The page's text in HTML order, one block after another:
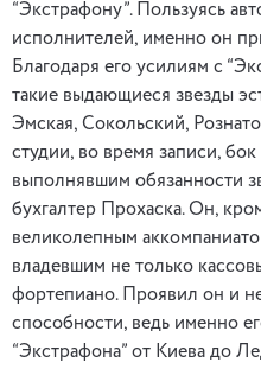
“Экстрафону”. Пользуясь
исполнителей, именно он
Благодаря его усилиям с
такие выдающиеся звезды
Эмская, Сокольский,
студии, во время записи,
выполнявшим обязанности
бухгалтер Прохаска. Он,
великолепным
владевшим не только
фортепиано. Проявил он и
способности, ведь именно
“Экстрафона” от Киева до